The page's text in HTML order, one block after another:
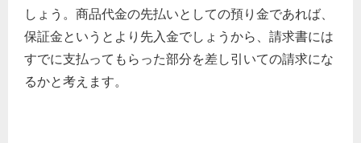
しょう。商品代金の先払いとしての預り金であれば、
保証金というとより先入金でしょうから、請求書には
すでに支払ってもらった部分を差し引いての請求にな
るかと考えます。